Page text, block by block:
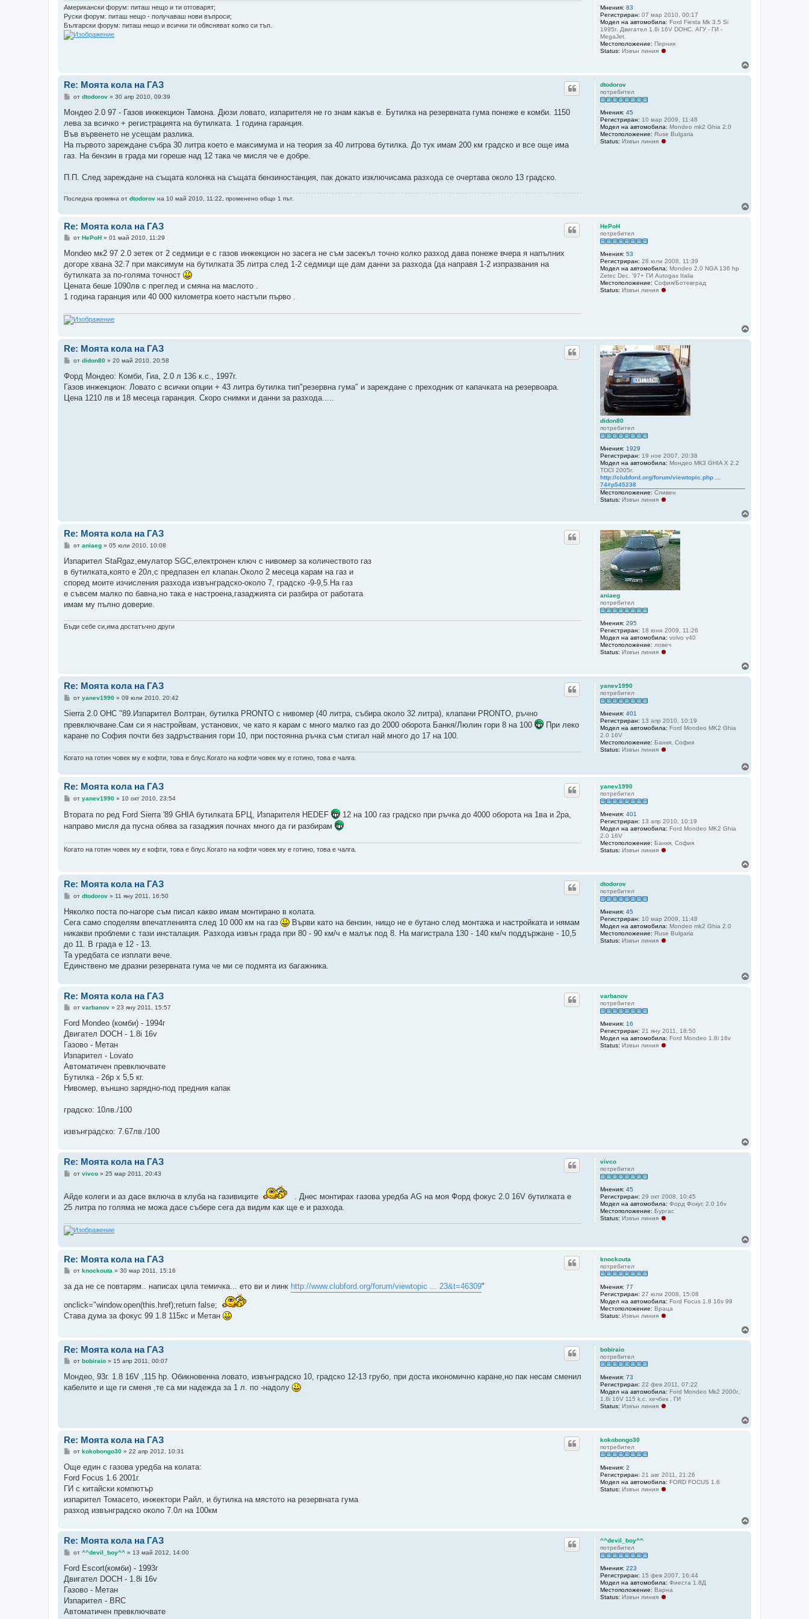
Мнения: 83
Регистриран: 07 мар 2010, 00:17
Модел на автомобила: Ford Fiesta Mk 3.5 Si
1995г. Двигател 1.8i 16V DOHC. АГУ - ГИ -
MegaJet.
Местоположение: Перник
Status: Извън линия
Американски форум: питаш нещо и ти отговарят;
Руски форум: питаш нещо - получаваш нови въпроси;
Български форум: питаш нещо и всички ти обясняват колко си тъп.
dtodorov
потребител
Мнения: 45
Регистриран: 10 мар 2009, 11:48
Модел на автомобила: Mondeo mk2 Ghia 2.0
Местоположение: Ruse Bulgaria
Status: Извън линия
Re: Моята кола на ГАЗ
М
е
и
е
от dtodorov» 30 апр 2010, 09:39
Мондео 2.0 97 - Газов инжекцион Тамона. Дюзи ловато, изпарителя не го знам какъв е. Бутилка на резервната гума понеже е комби. 1150
лева за всичко + регистрацията на бутилката. 1 година гаранция.
Във вървенето не усещам разлика.
На първото зареждане събра 30 литра което е максимума и на теория за 40 литрова бутилка. До тук имам 200 км градско и все още има
газ. На бензин в града ми гореше над 12 така че мисля че е добре.
П.П. След зареждане на същата колонка на същата бензиностанция, пак докато изключисама разхода се очертава около 13 градско.
Последна промяна от dtodorov на 10 май 2010, 11:22, променено общо 1 път.
HePoH
потребител
Мнения: 53
Регистриран: 28 юли 2008, 11:39
Модел на автомобила: Mondeo 2,0 NGA 136 hp
Zetec Dec. '97+ ГИ Autogas Italia
Местоположение: София/Ботевград
Status: Извън линия
Re: Моята кола на ГАЗ
М
е
и
е
от HePoH » 01 май 2010, 11:29
Mondeo мк2 97 2.0 зетек от 2 седмици е с газов инжекцион но засега не съм засекъл точно колко разход дава понеже вчера я напълних
догоре хвана 32.7 при максимум на бутилката 35 литра след 1-2 седмици ще дам данни за разхода (да направя 1-2 изпразвания на
бутилката за по-голяма точност
Цената беше 1090лв с преглед и смяна на маслото .
1 година гаранция или 40 000 километра което настъпи първо .
didon80
потребител
Мнения: 1929
Регистриран: 19 ное 2007, 20:38
Модел на автомобила: Мондео МК3 GHIA X 2.2
TDCI 2005г.
http://clubford.org/forum/viewtopic.php ...
74#p545238
Местоположение: Сливен
Status: Извън линия
Re: Моята кола на ГАЗ
М
е
н
и
е
от didon80» 20 май 2010, 20:58
Форд Мондео: Комби, Гиа, 2.0 л 136 к.с., 1997г.
Газов инжекцион: Ловато с всички опции + 43 литра бутилка тип"резервна гума" и зареждане с преходник от капачката на резервоара.
Цена 1210 лв и 18 месеца гаранция. Скоро снимки и данни за разхода.....
aniaeg
потребител
Мнения: 295
Регистриран: 18 юни 2009, 11:26
Модел на автомобила: volvo v40
Местоположение: ловеч
Status: Извън линия
Re: Моята кола на ГАЗ
М
е
и
е
от aniaeg» 05 юли 2010, 10:08
Изпарител StaRgaz,емулатор SGC,електронен ключ с нивомер за количеството газ
в бутилката,която е 20л,с предпазен ел клапан.Около 2 месеца карам на газ и
според моите изчисления разхода извънградско-около 7, градско -9-9,5.На газ
е съвсем малко по бавна,но така е настроена,газаджията си разбира от работата
имам му пълно доверие.
Бъди себе си,има достатъчно други
yanev1990
потребител
Мнения: 401
Регистриран: 13 апр 2010, 10:19
Модел на автомобила: Ford Mondeo MK2 Ghia
2.0 16V
Местоположение: Банкя, София
Status: Извън линия
Re: Моята кола на ГАЗ
М
е
и
е
от yanev1990» 09 юли 2010, 20:42
Sierra 2.0 OHC "89.Изпарител Волтран, бутилка PRONTO с нивомер (40 литра, събира около 32 литра), клапани PRONTO, ръчно
превключване.Сам си я настройвам, установих, че като я карам с много малко газ до 2000 оборота Банкя/Люлин гори 8 на 100
При леко
каране по София почти без задръствания гори 10, при постоянна ръчка съм стигал най много до 17 на 100.
Когато на готин човек му е кофти, това е блус.Когато на кофти човек му е готино, това е чалга.
yanev1990
потребител
Мнения: 401
Регистриран: 13 апр 2010, 10:19
Модел на автомобила: Ford Mondeo MK2 Ghia
2.0 16V
Местоположение: Банкя, София
Status: Извън линия
Re: Моята кола на ГАЗ
М
е
н
и
от yanev1990» 10 окт 2010, 23:54
Втората по ред Ford Sierra '89 GHIA бутилката БРЦ, Изпарителя HEDEF
12 на 100 газ градско при ръчка до 4000 оборота на 1ва и 2ра,
направо мисля да пусна обява за газаджия почнах много да ги разбирам
Когато на готин човек му е кофти, това е блус.Когато на кофти човек му е готино, това е чалга.
dtodorov
потребител
Мнения: 45
Регистриран: 10 мар 2009, 11:48
Модел на автомобила: Mondeo mk2 Ghia 2.0
Местоположение: Ruse Bulgaria
Status: Извън линия
Re: Моята кола на ГАЗ
М
е
и
е
от dtodorov» 11 яну 2011, 16:50
Няколко поста по-нагоре съм писал какво имам монтирано в колата.
Сега само споделям впечатленията след 10 000 км на газ
Върви като на бензин, нищо не е бутано след монтажа и настройката и нямам
никакви проблеми с тази инсталация. Разхода извън града при 80 - 90 км/ч е малък под 8. На магистрала 130 - 140 км/ч поддържане - 10,5
до 11. В града е 12 - 13.
Та уредбата се изплати вече.
Единствено ме дразни резервната гума че ми се подмята из багажника.
varbanov
потребител
Мнения: 16
Регистриран: 21 яну 2011, 18:50
Модел на автомобила: Ford Mondeo 1.8i 16v
Status: Извън линия
Re: Моята кола на ГАЗ
М
е
и
е
от varbanov» 23 яну 2011, 15:57
Ford Mondeo (комби) - 1994г
Двигател DOCH - 1.8i 16v
Газово - Метан
Изпарител - Lovato
Автоматичен превключвате
Бутилка - 2бр x 5,5 кг.
Нивомер, външно зарядно-под предния капак
градско: 10лв./100
извънградско: 7.67лв./100
vivco
потребител
Мнения: 45
Регистриран: 29 окт 2008, 10:45
Модел на автомобила: Форд Фокус 2.0 16v
Местоположение: Бургас
Status: Извън линия
Re: Моята кола на ГАЗ
М
н
и
е
от vivco» 25 мар 2011, 20:43
Айде колеги и аз дасе включа в клуба на газивиците
. Днес монтирах газова уредба AG на моя Форд фокус 2.0 16V бутилката е
25 литра по голяма не можа дасе събере сега да видим как ще е и разхода.
knockouta
потребител
Мнения: 77
Регистриран: 27 юли 2008, 15:08
Модел на автомобила: Ford Focus 1.8 16v 99
Местоположение: Враца
Status: Извън линия
Re: Моята кола на ГАЗ
М
е
н
е
от knockouta » 30 мар 2011, 15:16
за да не се повтарям.. написах цяла темичка... ето ви и линк http://www.clubford.org/forum/viewtopic ... 23&t=46309"
onclick="window.open(this.href);return false;
Става дума за фокус 99 1.8 115кс и Метан
bobiraio
потребител
Мнения: 73
Регистриран: 22 фев 2011, 07:22
Модел на автомобила: Ford Mondeo Mk2 2000г,
1.8i 16V 115 k.с. хечбек , ГИ
Status: Извън линия
Re: Моята кола на ГАЗ
М
е
и
от bobiraio» 15 апр 2011, 00:07
Мондео, 93г. 1.8 16V ,115 hp. Обикновенна ловато, извънградско 10, градско 12-13 грубо, при доста икономично каране,но пак несам сменил
кабелите и ще ги сменя ,те са ми надежда за 1 л. по -надолу
kokobongo30
потребител
Мнения: 2
Регистриран: 21 авг 2011, 21:26
Модел на автомобила: FORD FOCUS 1.6
Status: Извън линия
Re: Моята кола на ГАЗ
М
е
и
е
от kokobongo30» 22 апр 2012, 10:31
Още един с газова уредба на колата:
Ford Focus 1.6 2001г.
ГИ с китайски компютър
изпарител Томасето, инжектори Райл, и бутилка на мястото на резервната гума
разход извънградско около 7.0л на 100км
^^devil_boy^^
потребител
Мнения: 223
Регистриран: 15 фев 2007, 16:44
Модел на автомобила: Фиеста 1.8Д
Местоположение: Варна
Status: Извън линия
Re: Моята кола на ГАЗ
М
е
и
е
от ^^devil_boy^^» 13 май 2012, 14:00
Ford Escort(комби) - 1993г
Двигател DOCH - 1.8i 16v
Газово - Метан
Изпарител - BRC
Автоматичен превключвате